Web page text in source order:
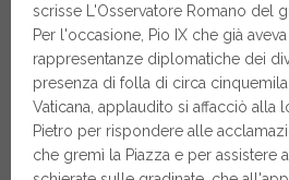
scrisse L'Osservatore Romano del
Per l'occasione, Pio IX che già
rappresentanze diplomatiche dei
presenza di folla di circa
Vaticana, applaudito si affacciò alla
Pietro per rispondere alle
che gremì la Piazza e per assistere